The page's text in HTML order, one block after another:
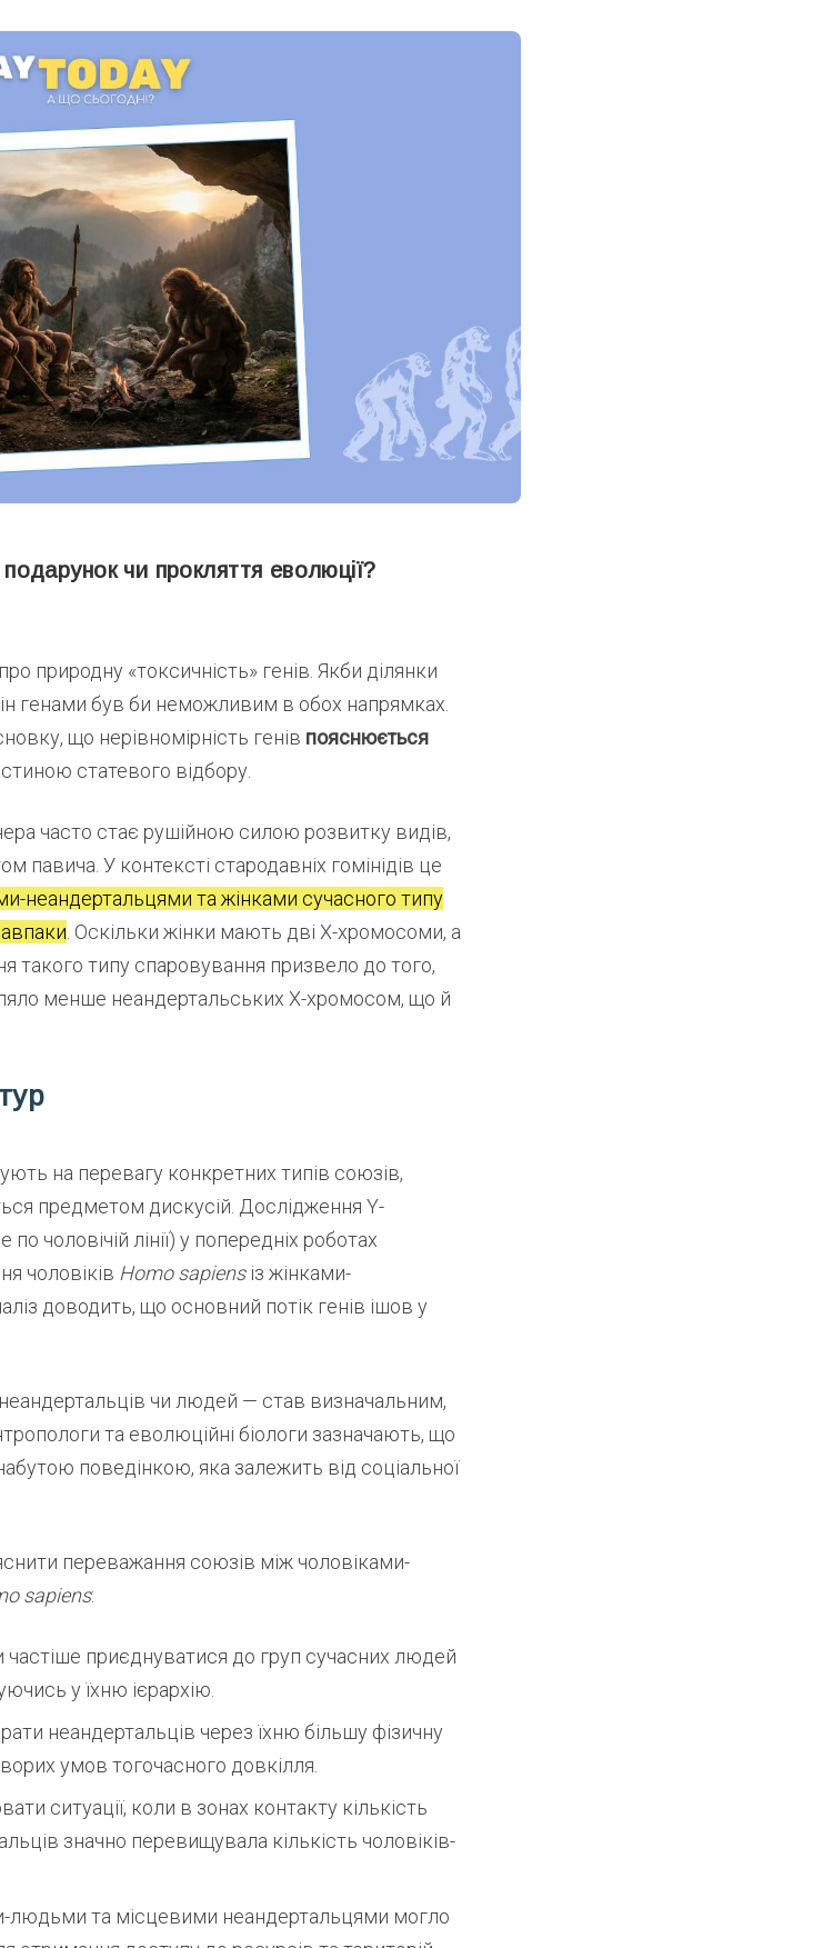
чи прокляття еволюції?
природну «токсичність» генів. Якби ділянки
генами був би неможливим в обох напрямках.
що нерівномірність генів пояснюється
статевого відбору.
часто стає рушійною силою розвитку видів,
павича. У контексті стародавніх гомінідів це
неандертальцями та жінками сучасного типу
. Оскільки жінки мають дві X-хромосоми, а
такого типу спаровування призвело до того,
менше неандертальських X-хромосом, що й
на перевагу конкретних типів союзів,
предметом дискусій. Дослідження Y-
чоловічій лінії) у попередніх роботах
чоловіків Homo sapiensіз жінками-
доводить, що основний потік генів ішов у
чи людей — став визначальним,
та еволюційні біологи зазначають, що
поведінкою, яка залежить від соціальної
переважання союзів між чоловіками-
sapiens:
частіше приєднуватися до груп сучасних людей
у їхню ієрархію.
неандертальців через їхню більшу фізичну
умов тогочасного довкілля.
ситуації, коли в зонах контакту кількість
значно перевищувала кількість чоловіків-
людьми та місцевими неандертальцями могло